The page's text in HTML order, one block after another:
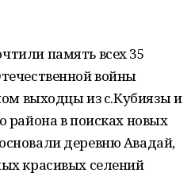
память всех 35
войны
выходцы из с.Кубиязы и
в поисках новых
деревню Авадай,
красивых селений